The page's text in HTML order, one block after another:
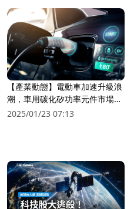
【產業動態】電動車加速升級浪
潮，車用碳化矽功率元件市場規
模將突破10億美元
2025/01/23 07:13